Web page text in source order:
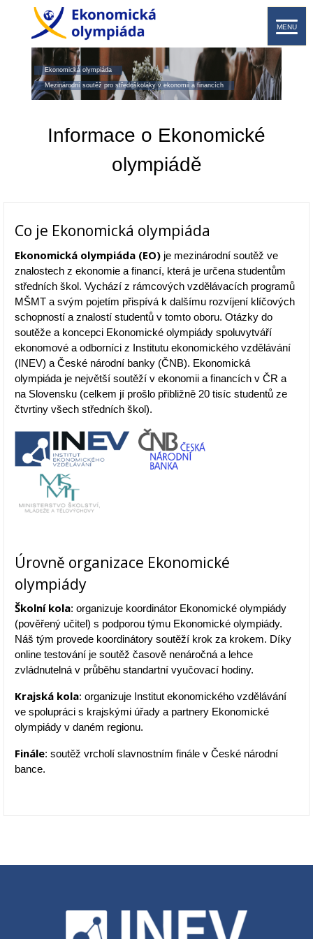
MENU
Ekonomická olympiáda
Mezinárodní soutěž pro středoškoláky v ekonomii a financích
Informace o Ekonomické
olympiádě
Co je Ekonomická olympiáda
Ekonomická olympiáda (EO) je mezinárodní soutěž ve
znalostech z ekonomie a financí, která je určena studentům
středních škol. Vychází z rámcových vzdělávacích programů
MŠMT a svým pojetím přispívá k dalšímu rozvíjení klíčových
schopností a znalostí studentů v tomto oboru. Otázky do
soutěže a koncepci Ekonomické olympiády spoluvytváří
ekonomové a odborníci z Institutu ekonomického vzdělávání
(INEV) a České národní banky (ČNB). Ekonomická
olympiáda je největší soutěží v ekonomii a financích v ČR a
na Slovensku (celkem jí prošlo přibližně 20 tisíc studentů ze
čtvrtiny všech středních škol).
Úrovně organizace Ekonomické
olympiády
Školní kola: organizuje koordinátor Ekonomické olympiády
(pověřený učitel) s podporou týmu Ekonomické olympiády.
Náš tým provede koordinátory soutěží krok za krokem. Díky
online testování je soutěž časově nenáročná a lehce
zvládnutelná v průběhu standartní vyučovací hodiny.
Krajská kola: organizuje Institut ekonomického vzdělávání
ve spolupráci s krajskými úřady a partnery Ekonomické
olympiády v daném regionu.
Finále: soutěž vrcholí slavnostním finále v České národní
bance.